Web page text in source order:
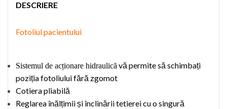
DESCRIERE
Fotoliul pacientului
Sistemul de acționare hidraulică vă permite să schimbați
pozițiafotoliuluifără zgomot
Cotierapliabilă
Reglarea înălțimii și înclinării tetierei cu o singură